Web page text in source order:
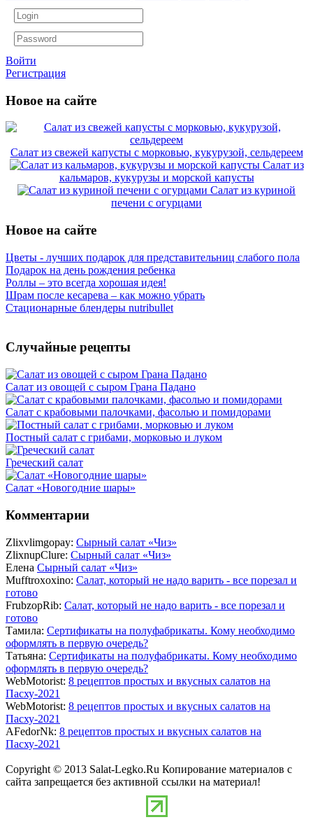
Войти
Регистрация
Новое на сайте
Салат из свежей капусты с морковью, кукурузой, сельдереем
Салат из
кальмаров, кукурузы и морской капусты
Салат из куриной
печени с огурцами
Новое на сайте
Цветы - лучших подарок для представительниц слабого пола
Подарок на день рождения ребенка
Роллы – это всегда хорошая идея!
Шрам после кесарева – как можно убрать
Стационарные блендеры nutribullet
Случайные рецепты
Салат из овощей с сыром Грана Падано
Салат с крабовыми палочками, фасолью и помидорами
Постный салат с грибами, морковью и луком
Греческий салат
Салат «Новогодние шары»
Комментарии
Zlixvlimgopay: Сырный салат «Чиз»
ZlixnupClure: Сырный салат «Чиз»
Елена Сырный салат «Чиз»
Mufftroxoxino: Салат, который не надо варить - все порезал и
готово
FrubzopRib: Салат, который не надо варить - все порезал и
готово
Тамила: Сертификаты на полуфабрикаты. Кому необходимо
оформлять в первую очередь?
Татьяна: Сертификаты на полуфабрикаты. Кому необходимо
оформлять в первую очередь?
WebMotorist: 8 рецептов простых и вкусных салатов на
Пасху-2021
WebMotorist: 8 рецептов простых и вкусных салатов на
Пасху-2021
AFedorNk: 8 рецептов простых и вкусных салатов на
Пасху-2021
Copyright © 2013 Salat-Legko.Ru Копирование материалов с
сайта запрещается без активной ссылки на материал!